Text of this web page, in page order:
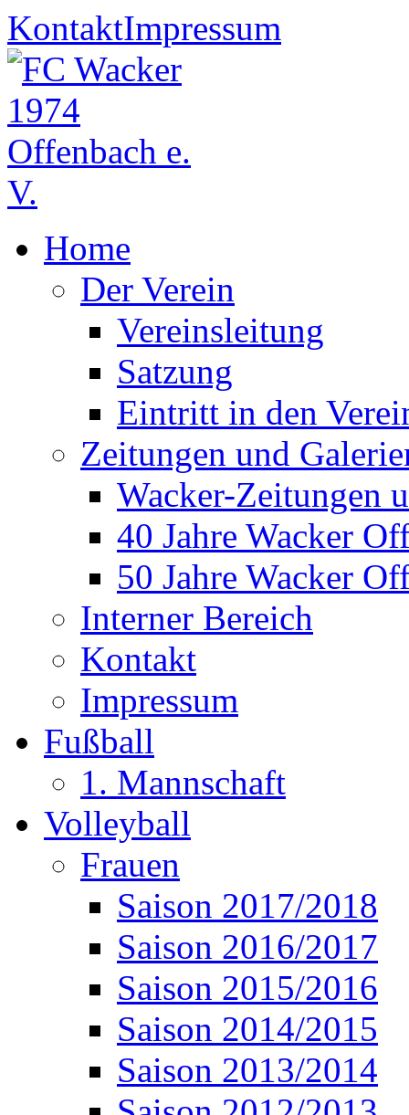
KontaktImpressum
Home
Der Verein
Vereinsleitung
Satzung
Eintritt in den
Zeitungen und
Wacker-Zeitungen
40 Jahre Wacker
50 Jahre Wacker
Interner Bereich
Kontakt
Impressum
Fußball
1. Mannschaft
Volleyball
Frauen
Saison 2017/2018
Saison 2016/2017
Saison 2015/2016
Saison 2014/2015
Saison 2013/2014